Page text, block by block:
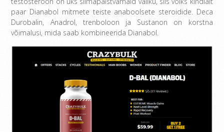
paar Dianabol mitmete teiste anaboolsete steroidide. Deca
Durobalin, Anadrol, trenboloon ja Sustanon on korstna
võimalusi, mida saab kombineerida Dianabol.